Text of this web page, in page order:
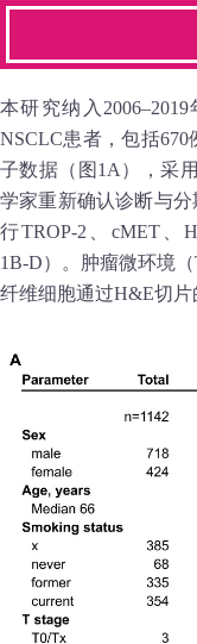
本研究纳入
NSCLC患者，包括
子数据（图1A），采
学家重新确认诊断与
行TROP‑2、cMET
1B‑D）。肿瘤微环境
纤维细胞通过H&E切片